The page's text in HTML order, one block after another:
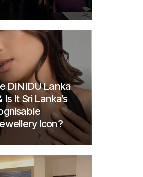
DINIDU Lanka
It Sri Lanka’s
Icon?